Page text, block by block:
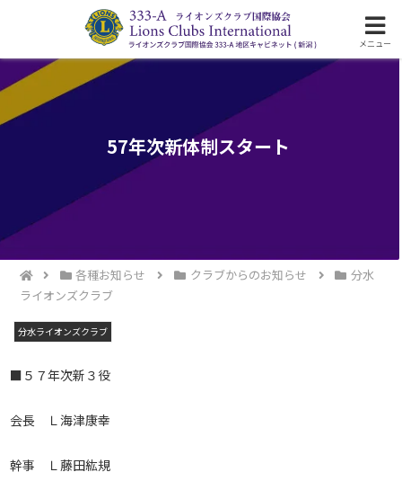
ライオンズクラブ国際協会333-A地区の活動
57年次新体制スタート
各種お知らせ クラブからのお知らせ
分水
ライオンズクラブ
分水ライオンズクラブ
■５７年次新３役
会長 Ｌ海津康幸
幹事 Ｌ藤田紘規
メニュー